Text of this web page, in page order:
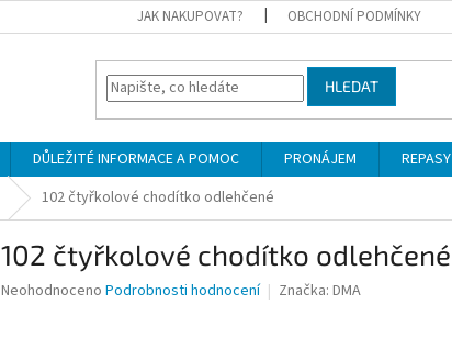
JAK NAKUPOVAT? OBCHODNÍ PODMÍNKY
HLEDAT
DŮLEŽITÉ INFORMACE A POMOC PRONÁJEM REPASY
102 čtyřkolové chodítko odlehčené
102 čtyřkolové chodítko odlehčené
Průměrné
Neohodnoceno Podrobnosti hodnocení Značka: DMA